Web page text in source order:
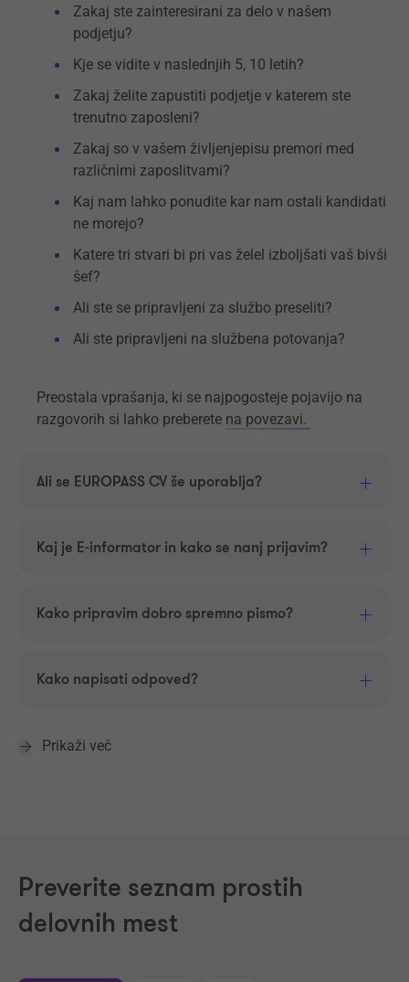
Zakaj ste zainteresirani za delo v našem
podjetju?
Kje se vidite v naslednjih 5, 10 letih?
Zakaj želite zapustiti podjetje v katerem ste
trenutno zaposleni?
Zakaj so v vašem življenjepisu premori med
različnimi zaposlitvami?
Kaj nam lahko ponudite kar nam ostali kandidati
ne morejo?
Katere tri stvari bi pri vas želel izboljšati vaš bivši
šef?
Ali ste se pripravljeni za službo preseliti?
Ali ste pripravljeni na službena potovanja?
Preostala vprašanja, ki se najpogosteje pojavijo na
razgovorih si lahko preberete na povezavi.
Ali se EUROPASS CV še uporablja?
Kaj je E-informator in kako se nanj prijavim?
Kako pripravim dobro spremno pismo?
Kako napisati odpoved?
Prikaži več
Preverite seznam prostih
delovnih mest